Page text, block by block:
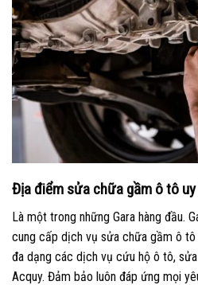
Địa điểm sửa chữa gầm ô tô
Là một trong những Gara hàng đầu.
cung cấp dịch vụ sửa chữa gầm ô
đa dạng các dịch vụ cứu hộ ô tô,
Acquy. Đảm bảo luôn đáp ứng mọi